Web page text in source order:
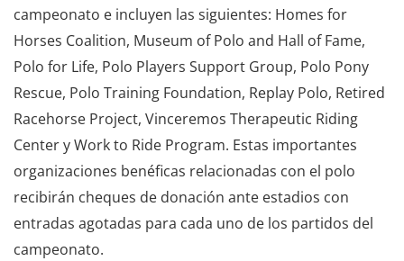
campeonato e incluyen las siguientes: Homes for
Horses Coalition, Museum of Polo and Hall of Fame,
Polo for Life, Polo Players Support Group, Polo Pony
Rescue, Polo Training Foundation, Replay Polo, Retired
Racehorse Project, Vinceremos Therapeutic Riding
Center y Work to Ride Program. Estas importantes
organizaciones benéficas relacionadas con el polo
recibirán cheques de donación ante estadios con
entradas agotadas para cada uno de los partidos del
campeonato.